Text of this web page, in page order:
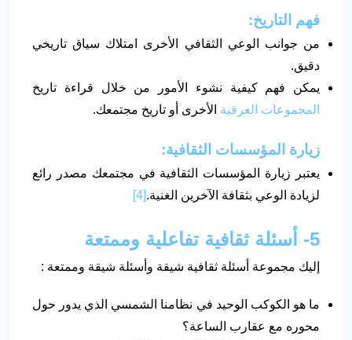
فهم التاريخ:
من جوانب الوعي الثقافي الأخرى امتلاك سياق تاريخي
دقيق.
يمكن فهم كيفية نشوء الأمور من خلال قراءة تاريخ
المجموعات العرقية الأخرى أو تاريخ مجتمعك.
زيارة المؤسسات الثقافية:
يعتبر زيارة المؤسسات الثقافية في مجتمعك مصدر رائع
لزيادة الوعي بثقافة الآخرين الغنية.[4]
5- أسئلة ثقافية تفاعلية وممتعة
إليك مجموعة أسئلة ثقافية شيقة وأسئلة شيقة وممتعة :
ما هو الكوكب الوحيد في نظامنا الشمسي الذي يدور حول
محوره مع عقارب الساعة؟